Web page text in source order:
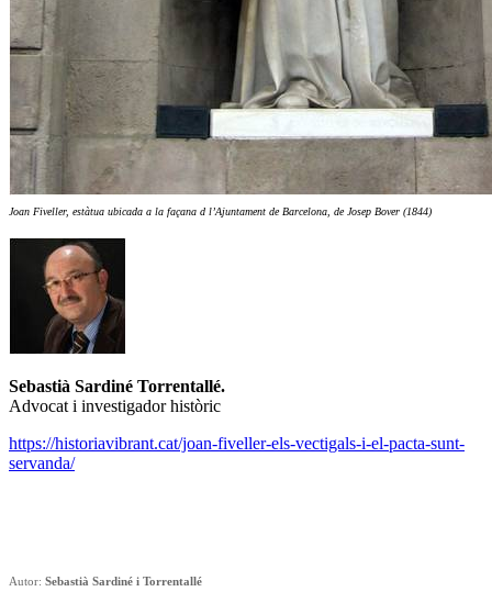
Joan Fiveller, estàtua ubicada a la façana d l’Ajuntament de Barcelona, de Josep Bover (1844)
Sebastià Sardiné Torrentallé.
Advocat i investigador històric
https://historiavibrant.cat/joan-fiveller-els-vectigals-i-el-pacta-sunt-
servanda/
Autor: Sebastià Sardiné i Torrentallé